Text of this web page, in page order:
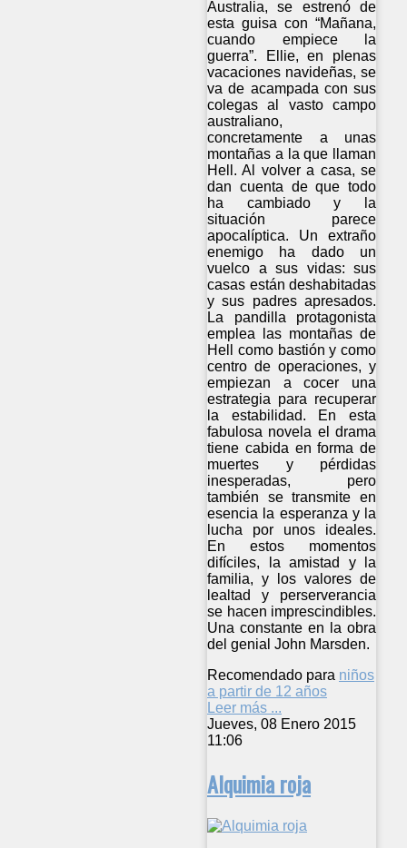
Australia, se estrenó de
esta guisa con “Mañana,
cuando empiece la
guerra”. Ellie, en plenas
vacaciones navideñas, se
va de acampada con sus
colegas al vasto campo
australiano,
concretamente a unas
montañas a la que llaman
Hell. Al volver a casa, se
dan cuenta de que todo
ha cambiado y la
situación parece
apocalíptica. Un extraño
enemigo ha dado un
vuelco a sus vidas: sus
casas están deshabitadas
y sus padres apresados.
La pandilla protagonista
emplea las montañas de
Hell como bastión y como
centro de operaciones, y
empiezan a cocer una
estrategia para recuperar
la estabilidad. En esta
fabulosa novela el drama
tiene cabida en forma de
muertes y pérdidas
inesperadas, pero
también se transmite en
esencia la esperanza y la
lucha por unos ideales.
En estos momentos
difíciles, la amistad y la
familia, y los valores de
lealtad y perserverancia
se hacen imprescindibles.
Una constante en la obra
del genial John Marsden.
Recomendado para niños
a partir de 12 años
Leer más ...
Jueves, 08 Enero 2015
11:06
Alquimia roja